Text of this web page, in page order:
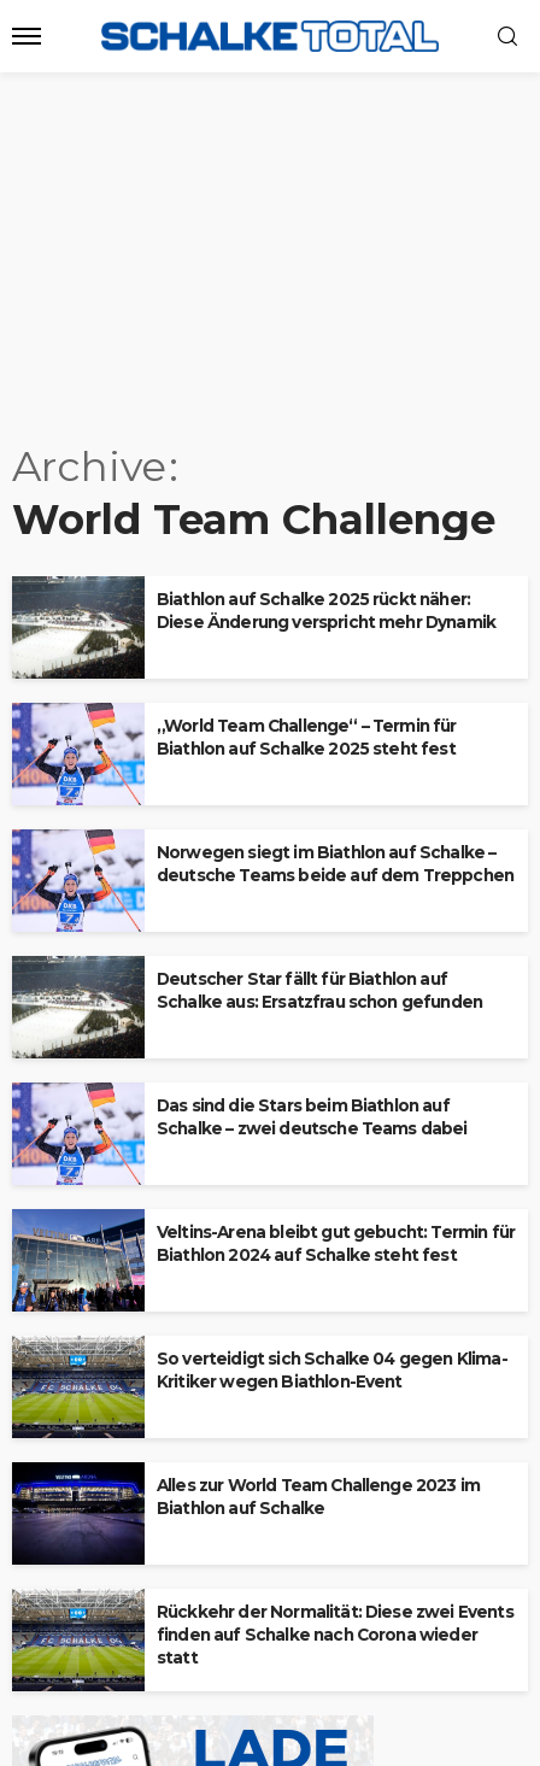
Archive
World Team Challenge
Biathlon auf Schalke 2025 rückt näher:
Diese Änderung verspricht mehr Dynamik
„World Team Challenge“ – Termin für
Biathlon auf Schalke 2025 steht fest
Norwegen siegt im Biathlon auf Schalke –
deutsche Teams beide auf dem Treppchen
Deutscher Star fällt für Biathlon auf
Schalke aus: Ersatzfrau schon gefunden
Das sind die Stars beim Biathlon auf
Schalke – zwei deutsche Teams dabei
Veltins-Arena bleibt gut gebucht: Termin für
Biathlon 2024 auf Schalke steht fest
So verteidigt sich Schalke 04 gegen Klima-
Kritiker wegen Biathlon-Event
Alles zur World Team Challenge 2023 im
Biathlon auf Schalke
Rückkehr der Normalität: Diese zwei Events
finden auf Schalke nach Corona wieder
statt